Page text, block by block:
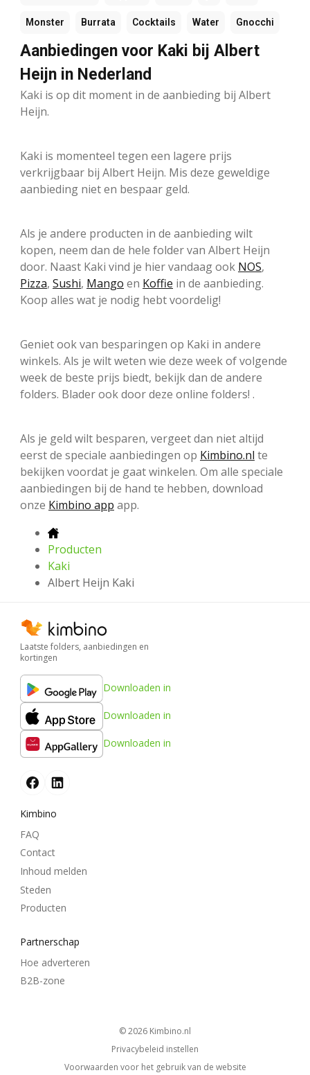
Monster Burrata Cocktails Water Gnocchi
Aanbiedingen voor Kaki bij Albert
Heijn in Nederland
Kaki is op dit moment in de aanbieding bij Albert
Heijn.
Kaki is momenteel tegen een lagere prijs
verkrijgbaar bij Albert Heijn. Mis deze geweldige
aanbieding niet en bespaar geld.
Als je andere producten in de aanbieding wilt
kopen, neem dan de hele folder van Albert Heijn
door. Naast Kaki vind je hier vandaag ook NOS,
Pizza, Sushi, Mango en Koffie in de aanbieding.
Koop alles wat je nodig hebt voordelig!
Geniet ook van besparingen op Kaki in andere
winkels. Als je wilt weten wie deze week of volgende
week de beste prijs biedt, bekijk dan de andere
folders. Blader ook door deze online folders! .
Als je geld wilt besparen, vergeet dan niet altijd
eerst de speciale aanbiedingen op Kimbino.nl te
bekijken voordat je gaat winkelen. Om alle speciale
aanbiedingen bij de hand te hebben, download
onze Kimbino app app.
Producten
Kaki
Albert Heijn Kaki
Laatste folders, aanbiedingen en
kortingen
Downloaden in
Downloaden in
Downloaden in
Kimbino
FAQ
Contact
Inhoud melden
Steden
Producten
Partnerschap
Hoe adverteren
B2B-zone
© 2026
kimbino.nl
Privacybeleid instellen
Voorwaarden voor het gebruik van de website